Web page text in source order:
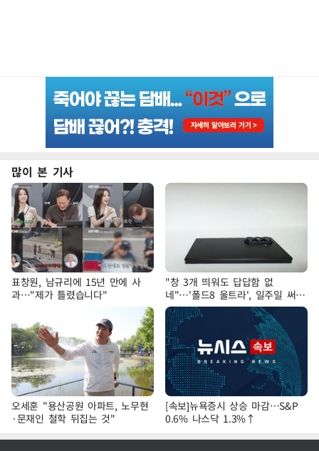
많이 본 기사
표창원, 남규리에 15년 만에 사
과…"제가 틀렸습니다"
"창 3개 띄워도 답답함 없
네"…'폴드8 울트라', 일주일 써보
니
오세훈 "용산공원 아파트, 노무현
·문재인 철학 뒤집는 것"
[속보]뉴욕증시 상승 마감…S&P
0.6% 나스닥 1.3%↑